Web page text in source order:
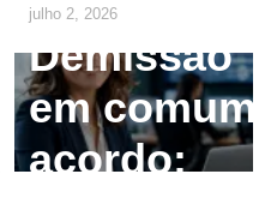
julho 2, 2026
Demissão
em comum
acordo: